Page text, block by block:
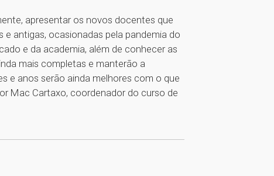
apresentar os novos docentes que
antigas, ocasionadas pela pandemia do
e da academia, além de conhecer as
mais completas e manterão a
e anos serão ainda melhores com o que
Mac Cartaxo, coordenador do curso de